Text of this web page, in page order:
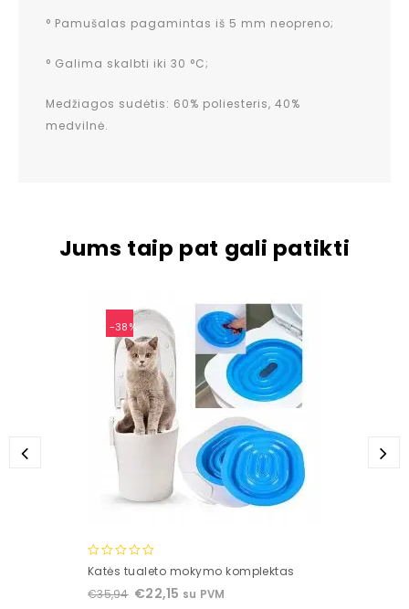
° Pamušalas pagamintas iš 5 mm neopreno;
° Galima skalbti iki 30 °C;
Medžiagos sudėtis: 60% poliesteris, 40%
medvilnė.
Jums taip pat gali patikti
-38%
0
of
Katės tualeto mokymo komplektas
€35,94 €22,15 su PVM